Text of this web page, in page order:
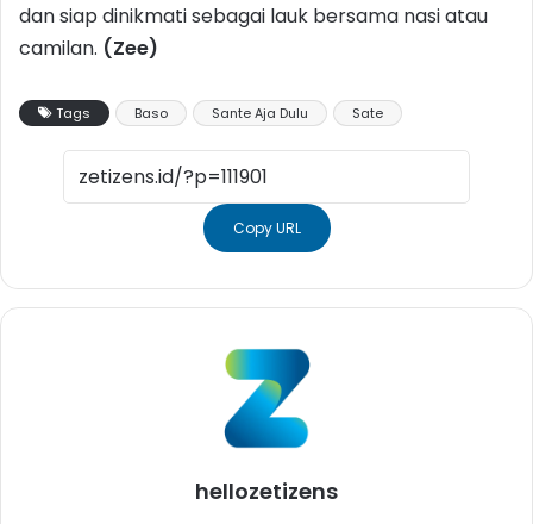
dan siap dinikmati sebagai lauk bersama nasi atau
camilan. (Zee)
Tags Baso Sante Aja Dulu Sate
Copy URL
hellozetizens